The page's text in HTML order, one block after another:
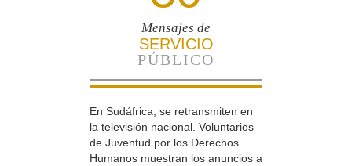
Mensajes de
SERVICIO
PÚBLICO
En Sudáfrica, se retransmiten en
la televisión nacional. Voluntarios
de Juventud por los Derechos
Humanos muestran los anuncios a